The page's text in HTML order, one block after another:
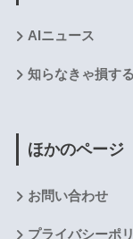
AIニュース
知らなきゃ損す
ほかのページ
お問い合わせ
プライバシーポ